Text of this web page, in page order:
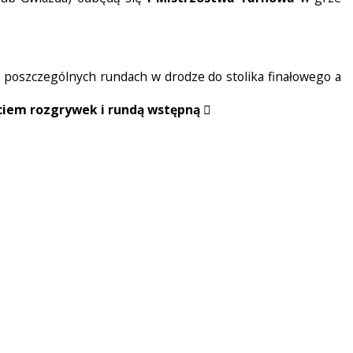
rundach w drodze do stolika finałowego a
rozgrywek i rundą wstępną 